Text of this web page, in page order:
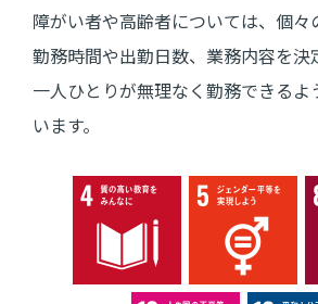
障がい者や高齢者については、個々
勤務時間や出勤日数、業務内容を決
一人ひとりが無理なく勤務できるよ
います。